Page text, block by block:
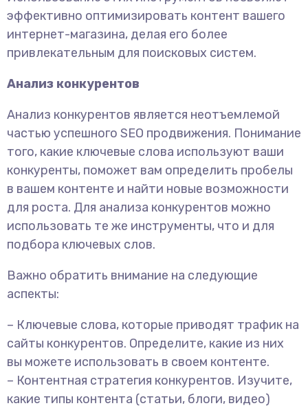
эффективно оптимизировать контент вашего
интернет-магазина, делая его более
привлекательным для поисковых систем.
Анализ конкурентов
Анализ конкурентов является неотъемлемой
частью успешного SEO продвижения. Понимание
того, какие ключевые слова используют ваши
конкуренты, поможет вам определить пробелы
в вашем контенте и найти новые возможности
для роста. Для анализа конкурентов можно
использовать те же инструменты, что и для
подбора ключевых слов.
Важно обратить внимание на следующие
аспекты:
– Ключевые слова, которые приводят трафик на
сайты конкурентов. Определите, какие из них
вы можете использовать в своем контенте.
– Контентная стратегия конкурентов. Изучите,
какие типы контента (статьи, блоги, видео)